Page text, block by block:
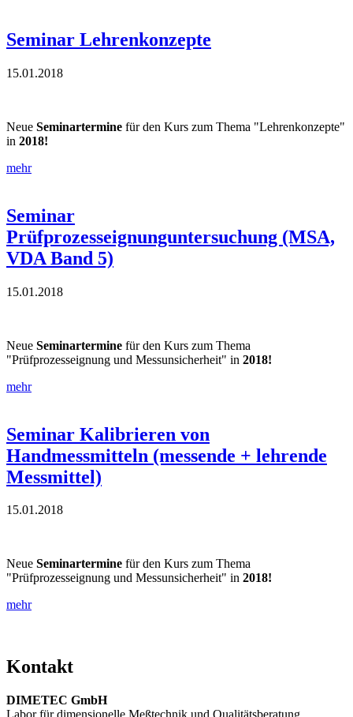
Seminar Lehrenkonzepte
15.01.2018
Neue Seminartermine für den Kurs zum Thema "Lehrenkonzepte"
in 2018!
mehr
Seminar
Prüfprozesseignunguntersuchung (MSA,
VDA Band 5)
15.01.2018
Neue Seminartermine für den Kurs zum Thema
"Prüfprozesseignung und Messunsicherheit" in 2018!
mehr
Seminar Kalibrieren von
Handmessmitteln (messende + lehrende
Messmittel)
15.01.2018
Neue Seminartermine für den Kurs zum Thema
"Prüfprozesseignung und Messunsicherheit" in 2018!
mehr
Kontakt
DIMETEC GmbH